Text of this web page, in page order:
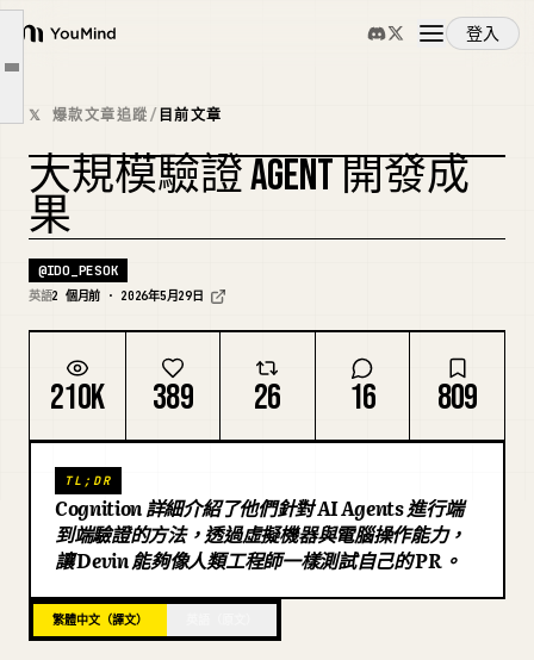
YouMind
登入
概覽
使用案例
技能
提示詞
定價
下載
部落格
更新
文章大綱
提升可靠性
你會得到什麼回饋
棘手邊界
非同步開發的未來是經過驗證的
𝕏 爆款文章追蹤/ 目前文章
大規模驗證 AGENT 開發成
果
@IDO_PESOK
英語2 個月前 · 2026年5月29日
210K 389 26 16 809
TL;DR
Cognition 詳細介紹了他們針對 AI Agents 進行端
到端驗證的方法，透過虛擬機器與電腦操作能力，
讓 Devin 能夠像人類工程師一樣測試自己的 PR。
繁體中文（譯文）